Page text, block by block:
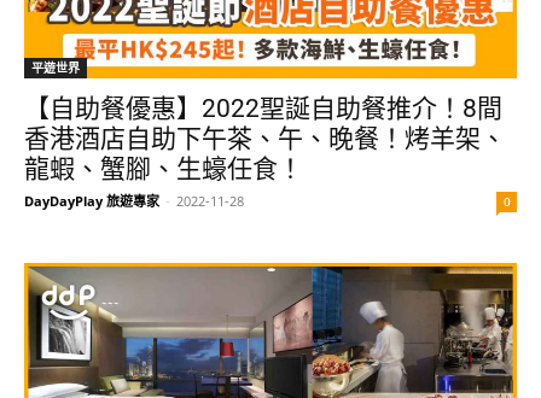
平遊世界
【自助餐優惠】2022聖誕自助餐推介！8間
香港酒店自助下午茶、午、晚餐！烤羊架、
龍蝦、蟹腳、生蠔任食！
DayDayPlay 旅遊專家 - 2022-11-28 0